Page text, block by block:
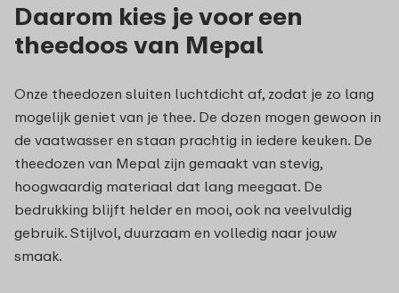
Daarom kies je voor een
theedoos van Mepal
Onze theedozen sluiten luchtdicht af, zodat je zo lang
mogelijk geniet van je thee. De dozen mogen gewoon in
de vaatwasser en staan prachtig in iedere keuken. De
theedozen van Mepal zijn gemaakt van stevig,
hoogwaardig materiaal dat lang meegaat. De
bedrukking blijft helder en mooi, ook na veelvuldig
gebruik. Stijlvol, duurzaam en volledig naar jouw
smaak.